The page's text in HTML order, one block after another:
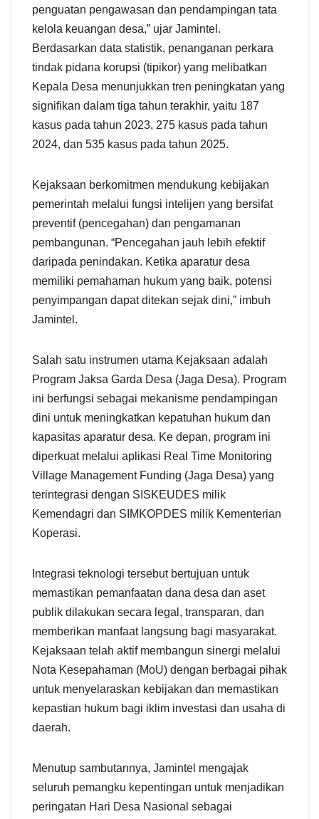
penguatan pengawasan dan pendampingan tata
kelola keuangan desa,” ujar Jamintel.
Berdasarkan data statistik, penanganan perkara
tindak pidana korupsi (tipikor) yang melibatkan
Kepala Desa menunjukkan tren peningkatan yang
signifikan dalam tiga tahun terakhir, yaitu 187
kasus pada tahun 2023, 275 kasus pada tahun
2024, dan 535 kasus pada tahun 2025.
Kejaksaan berkomitmen mendukung kebijakan
pemerintah melalui fungsi intelijen yang bersifat
preventif (pencegahan) dan pengamanan
pembangunan. “Pencegahan jauh lebih efektif
daripada penindakan. Ketika aparatur desa
memiliki pemahaman hukum yang baik, potensi
penyimpangan dapat ditekan sejak dini,” imbuh
Jamintel.
Salah satu instrumen utama Kejaksaan adalah
Program Jaksa Garda Desa (Jaga Desa). Program
ini berfungsi sebagai mekanisme pendampingan
dini untuk meningkatkan kepatuhan hukum dan
kapasitas aparatur desa. Ke depan, program ini
diperkuat melalui aplikasi Real Time Monitoring
Village Management Funding (Jaga Desa) yang
terintegrasi dengan SISKEUDES milik
Kemendagri dan SIMKOPDES milik Kementerian
Koperasi.
Integrasi teknologi tersebut bertujuan untuk
memastikan pemanfaatan dana desa dan aset
publik dilakukan secara legal, transparan, dan
memberikan manfaat langsung bagi masyarakat.
Kejaksaan telah aktif membangun sinergi melalui
Nota Kesepahaman (MoU) dengan berbagai pihak
untuk menyelaraskan kebijakan dan memastikan
kepastian hukum bagi iklim investasi dan usaha di
daerah.
Menutup sambutannya, Jamintel mengajak
seluruh pemangku kepentingan untuk menjadikan
peringatan Hari Desa Nasional sebagai